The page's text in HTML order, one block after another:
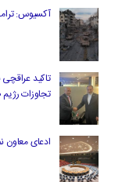
آکسیوس: ترامپ به
تاکید
تجاوزات
ادعای معاون